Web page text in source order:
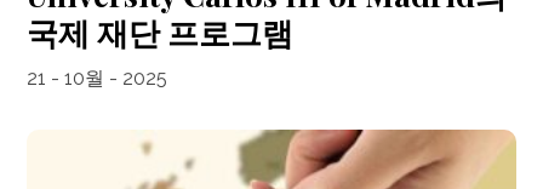
국제 재단 프로그램
21 - 10월 - 2025